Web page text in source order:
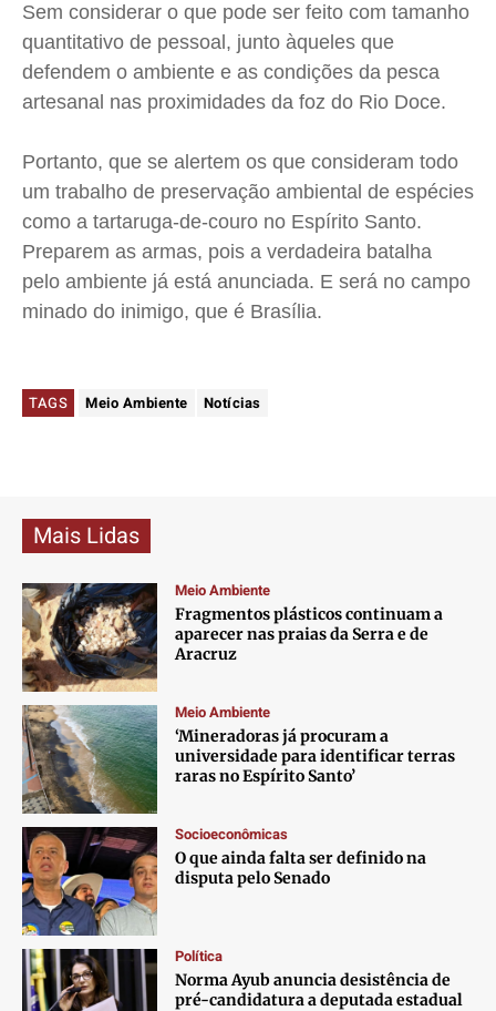
Sem considerar o que pode ser feito com tamanho
quantitativo de pessoal, junto àqueles que
defendem o ambiente e as condições da pesca
artesanal nas proximidades da foz do Rio Doce.
Portanto, que se alertem os que consideram todo
um trabalho de preservação ambiental de espécies
como a tartaruga-de-couro no Espírito Santo.
Preparem as armas, pois a verdadeira batalha
pelo ambiente já está anunciada. E será no campo
minado do inimigo, que é Brasília.
TAGS Meio Ambiente Notícias
Mais Lidas
Meio Ambiente
Fragmentos plásticos continuam a
aparecer nas praias da Serra e de
Aracruz
Meio Ambiente
‘Mineradoras já procuram a
universidade para identificar terras
raras no Espírito Santo’
Socioeconômicas
O que ainda falta ser definido na
disputa pelo Senado
Política
Norma Ayub anuncia desistência de
pré-candidatura a deputada estadual